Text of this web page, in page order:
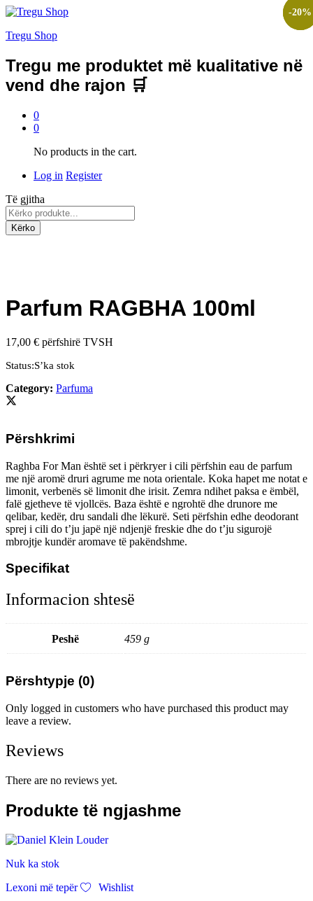
Tregu Shop
Tregu me produktet më kualitative në
vend dhe rajon 🛒
0
0
No products in the cart.
Log in Register
Të gjitha
Kërko
Parfum RAGBHA 100ml
17,00 € përfshirë TVSH
Status:S’ka stok
Category: Parfuma
Përshkrimi
Raghba For Man është set i përkryer i cili përfshin eau de parfum
me një aromë druri agrume me nota orientale. Koka hapet me notat e
limonit, verbenës së limonit dhe irisit. Zemra ndihet paksa e ëmbël,
falë gjetheve të vjollcës. Baza është e ngrohtë dhe drunore me
qelibar, kedër, dru sandali dhe lëkurë. Seti përfshin edhe deodorant
sprej i cili do t’ju japë një ndjenjë freskie dhe do t’ju sigurojë
mbrojtje kundër aromave të pakëndshme.
Specifikat
Informacion shtesë
Peshë 459 g
Përshtypje (0)
Only logged in customers who have purchased this product may
leave a review.
Reviews
There are no reviews yet.
Produkte të ngjashme
Nuk ka stok
Lexoni më tepër
Wishlist
-24%
-22%
-20%